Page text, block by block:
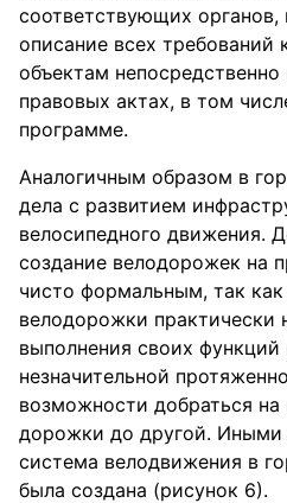
соответствующих органов,
описание всех требований
объектам
правовых актах, в том
программе.
Аналогичным образом в
дела с развитием
велосипедного движения.
создание велодорожек на
чисто формальным, так
велодорожки практически
выполнения своих
незначительной
возможности добраться
дорожки до другой. Иными
система велодвижения в
была создана (рисунок 6).